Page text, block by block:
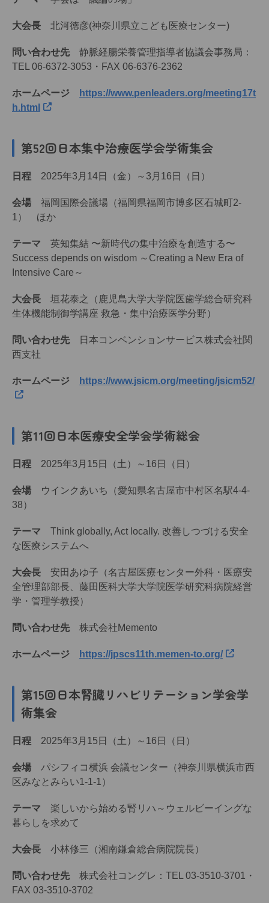
大会長 北河徳彦(神奈川県立こども医療センター)
問い合わせ先 静脈経腸栄養管理指導者協議会事務局：
TEL 06-6372-3053・FAX 06-6376-2362
ホームページ
https://www.penleaders.org/meeting17t
h.html
第52回日本集中治療医学会学術集会
日程 2025年3月14日（金）～3月16日（日）
会場 福岡国際会議場（福岡県福岡市博多区石城町2-
1） ほか
テーマ 英知集結 〜新時代の集中治療を創造する〜
Success depends on wisdom ～Creating a New Era of
Intensive Care～
大会長 垣花泰之（鹿児島大学大学院医歯学総合研究科
生体機能制御学講座 救急・集中治療医学分野）
問い合わせ先 日本コンベンションサービス株式会社関
西支社
ホームページ https://www.jsicm.org/meeting/jsicm52/
第11回日本医療安全学会学術総会
日程 2025年3月15日（土）～16日（日）
会場 ウインクあいち（愛知県名古屋市中村区名駅4-4-
38）
テーマ Think globally, Act locally. 改善しつづける安全
な医療システムへ
大会長 安田あゆ子（名古屋医療センター外科・医療安
全管理部部長、藤田医科大学大学院医学研究科病院経営
学・管理学教授）
問い合わせ先 株式会社Memento
ホームページ https://jpscs11th.memen-to.org/
第15回日本腎臓リハビリテーション学会学
術集会
日程 2025年3月15日（土）～16日（日）
会場 パシフィコ横浜 会議センター（神奈川県横浜市西
区みなとみらい1-1-1）
テーマ 楽しいから始める腎リハ～ウェルビーイングな
暮らしを求めて
大会長 小林修三（湘南鎌倉総合病院院長）
問い合わせ先 株式会社コングレ：TEL 03-3510-3701・
FAX 03-3510-3702